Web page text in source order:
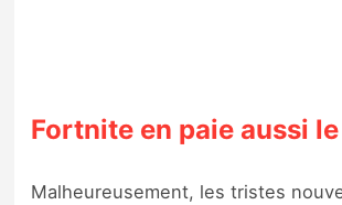
Fortnite en paie aussi
Malheureusement, les tristes